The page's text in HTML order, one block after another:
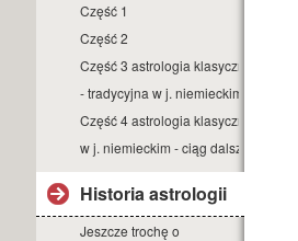
Część 1
Część 2
Część 3 astrologia klasyczna
- tradycyjna w j. niemieckim
Część 4 astrologia klasyczna
w j. niemieckim - ciąg dalszy
Historia astrologii
Jeszcze trochę o